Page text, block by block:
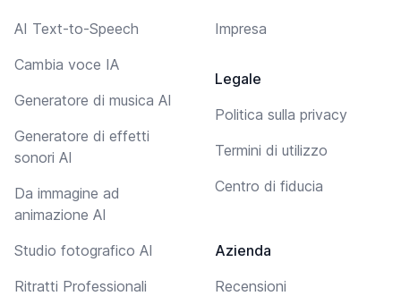
AI Text-to-Speech
Cambia voce IA
Generatore di musica AI
Generatore di effetti
sonori AI
Da immagine ad
animazione AI
Studio fotografico AI
Ritratti Professionali
Impresa
Legale
Politica sulla privacy
Termini di utilizzo
Centro di fiducia
Azienda
Recensioni